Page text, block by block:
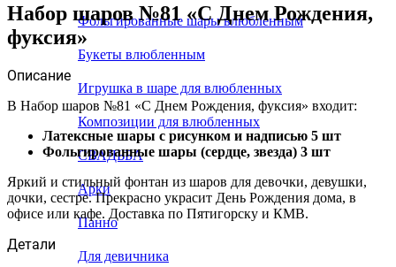
Фольгированные шары влюбленным
Букеты влюбленным
Игрушка в шаре для влюбленных
Композиции для влюбленных
СВАДЬБА
Арки
Панно
Для девичника
Набор шаров №81 «С Днем Рождения,
фуксия»
Описание
В Набор шаров №81 «С Днем Рождения, фуксия» входит:
Латексные шары с рисунком и надписью 5 шт
Фольгированные шары (сердце, звезда) 3 шт
Яркий и стильный фонтан из шаров для девочки, девушки,
дочки, сестре. Прекрасно украсит День Рождения дома, в
офисе или кафе. Доставка по Пятигорску и КМВ.
Детали